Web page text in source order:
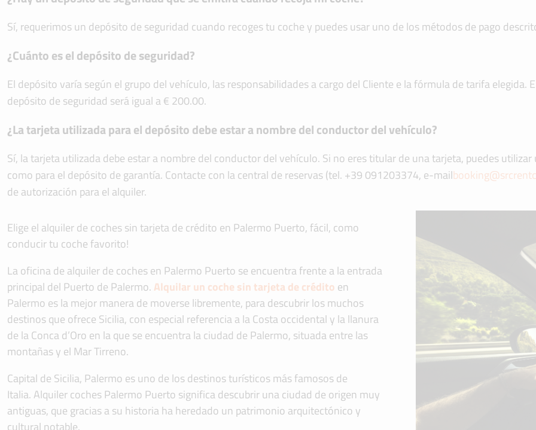
Sí, requerimos un depósito de seguridad cuando recoges tu coche y puedes usar uno de los métodos de pago
¿Cuánto es el depósito de seguridad?
El depósito varía según el grupo del vehículo, las responsabilidades a cargo del Cliente e la fórmula de tarifa elegida.
depósito de seguridad será igual a € 200.00.
¿La tarjeta utilizada para el depósito debe estar a nombre del conductor del vehículo?
Sí, la tarjeta utilizada debe estar a nombre del conductor del vehículo. Si no eres titular de una tarjeta, puedes
como para el depósito de garantía. Contacte con la central de reservas (tel. +39 091203374, e-mail
de autorización para el alquiler.
Elige el alquiler de coches sin tarjeta de crédito en Palermo Puerto, fácil, como
conducir tu coche favorito!
La oficina de alquiler de coches en Palermo Puerto se encuentra frente a la entrada
principal del Puerto de Palermo. Alquilar un coche sin tarjeta de crédito en
Palermo es la mejor manera de moverse libremente, para descubrir los muchos
destinos que ofrece Sicilia, con especial referencia a la Costa occidental y la llanura
de la Conca d’Oro en la que se encuentra la ciudad de Palermo, situada entre las
montañas y el Mar Tirreno.
Capital de Sicilia, Palermo es uno de los destinos turísticos más famosos de
Italia. Alquiler coches Palermo Puerto significa descubrir una ciudad de origen muy
antiguas, que gracias a su historia ha heredado un patrimonio arquitectónico y